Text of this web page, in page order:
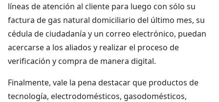
líneas de atención al cliente para luego con sólo su
factura de gas natural domiciliario del último mes, su
cédula de ciudadanía y un correo electrónico, puedan
acercarse a los aliados y realizar el proceso de
verificación y compra de manera digital.
Finalmente, vale la pena destacar que productos de
tecnología, electrodomésticos, gasodomésticos,